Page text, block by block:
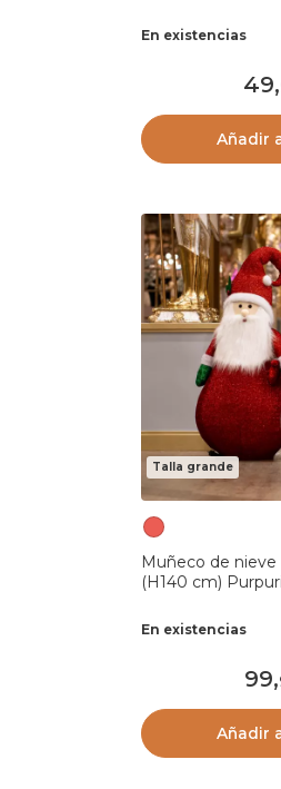
En existencias
49,
Añadir
Talla grande
Muñeco de
(H140 cm)
En existencias
99,
Añadir